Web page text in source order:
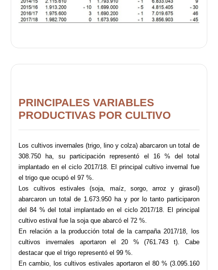
PRINCIPALES VARIABLES
PRODUCTIVAS POR CULTIVO
Los cultivos invernales (trigo, lino y colza) abarcaron un total de
308.750 ha, su participación representó el 16 % del total
implantado en el ciclo 2017/18. El principal cultivo invernal fue
el trigo que ocupó el 97 %.
Los cultivos estivales (soja, maíz, sorgo, arroz y girasol)
abarcaron un total de 1.673.950 ha y por lo tanto participaron
del 84 % del total implantado en el ciclo 2017/18. El principal
cultivo estival fue la soja que abarcó el 72 %.
En relación a la producción total de la campaña 2017/18, los
cultivos invernales aportaron el 20 % (761.743 t). Cabe
destacar que el trigo representó el 99 %.
En cambio, los cultivos estivales aportaron el 80 % (3.095.160